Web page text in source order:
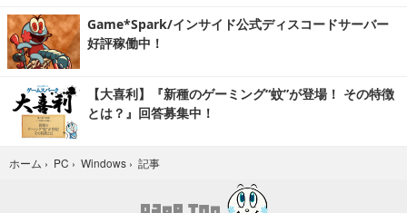
Game*Spark/インサイド公式ディスコードサーバー
好評稼働中！
【大喜利】『新種のゲーミング“蚊”が登場！ その特徴
とは？』回答募集中！
ホーム › PC › Windows › 記事